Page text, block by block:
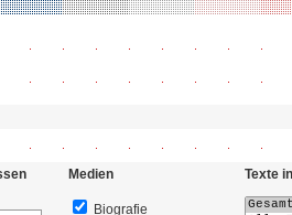
Medien
Biografie
Texte in